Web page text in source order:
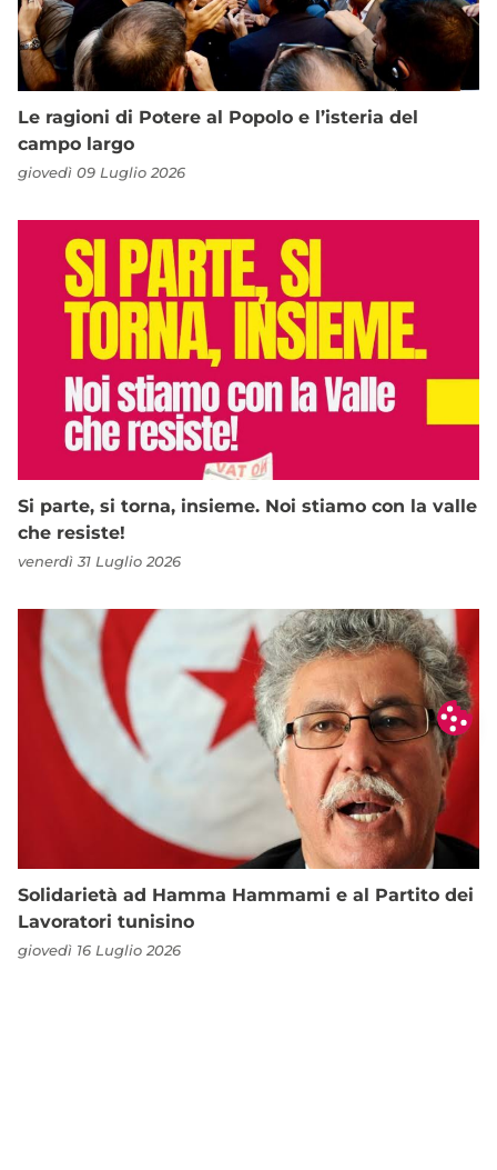
Le ragioni di Potere al Popolo e l’isteria del
campo largo
giovedì 09 Luglio 2026
Si parte, si torna, insieme. Noi stiamo con la valle
che resiste!
venerdì 31 Luglio 2026
Solidarietà ad Hamma Hammami e al Partito dei
Lavoratori tunisino
giovedì 16 Luglio 2026